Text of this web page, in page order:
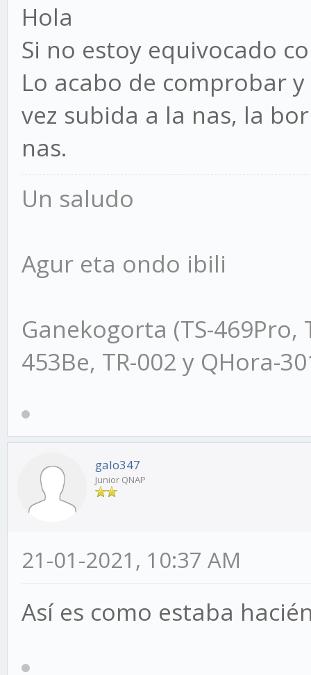
Hola
Si no estoy equivocado
Lo acabo de comprobar
vez subida a la nas, la
nas.
Un saludo
Agur eta ondo ibili
Ganekogorta (TS-469Pro,
453Be, TR-002 y QHora-
galo347
Junior QNAP
21-01-2021, 10:37 AM
Así es como estaba